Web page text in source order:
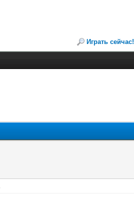
Играть сейчас!